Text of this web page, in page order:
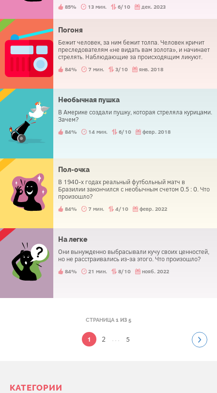
его современники. Его новшество так всем
85% 13 мин. 6/10 дек. 2023
Погоня
Бежит человек, за ним бежит толпа. Человек кричит
преследователям «не видать вам золота», и начинает
стрелять. Наблюдающие за происходящим ликуют.
84% 7 мин. 3/10 янв. 2018
Необычная пушка
В Америке создали пушку, которая стреляла курицами.
Зачем?
84% 14 мин. 6/10 февр. 2018
Пол-очка
В 1940-х годах реальный футбольный матч в
Бразилии закончился с необычным счетом 0.5 : 0. Что
произошло?
84% 7 мин. 4/10 февр. 2022
На легке
Они вынужденно выбрасывали кучу своих ценностей,
но не расстраивались из-за этого. Что произошло?
84% 21 мин. 8/10 нояб. 2022
СТРАНИЦА 1 ИЗ 5
1 2 ... 5
КАТЕГОРИИ